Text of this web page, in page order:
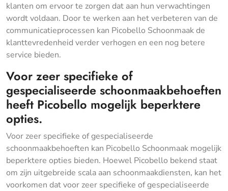
klanten om ervoor te zorgen dat aan hun verwachtingen
wordt voldaan. Door te werken aan het verbeteren van de
communicatieprocessen kan Picobello Schoonmaak de
klanttevredenheid verder verhogen en een nog betere
service bieden.
Voor zeer specifieke of
gespecialiseerde schoonmaakbehoeften
heeft Picobello mogelijk beperktere
opties.
Voor zeer specifieke of gespecialiseerde
schoonmaakbehoeften kan Picobello Schoonmaak mogelijk
beperktere opties bieden. Hoewel Picobello bekend staat
om zijn uitgebreide scala aan schoonmaakdiensten, kan het
voorkomen dat voor zeer specifieke of gespecialiseerde